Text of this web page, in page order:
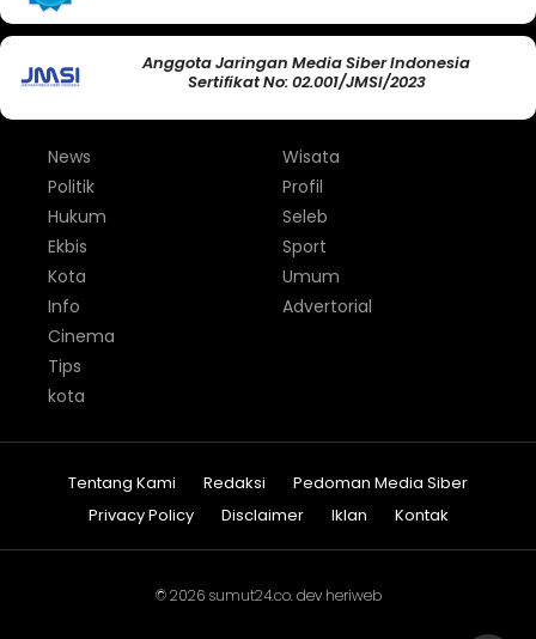
Anggota Jaringan Media Siber Indonesia
Sertifikat No: 02.001/JMSI/2023
News
Politik
Hukum
Ekbis
Kota
Info
Wisata
Profil
Seleb
Sport
Umum
Advertorial
Cinema
Tips
kota
Tentang Kami Redaksi
Pedoman Media Siber
Privacy Policy
Disclaimer Iklan Kontak
© 2026 sumut24.co. dev heriweb